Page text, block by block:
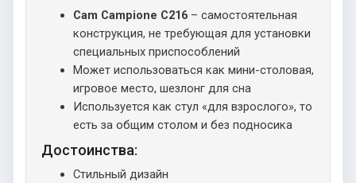
Cam Campione C216 – самостоятельная
конструкция, не требующая для установки
специальных приспособлений
Может использоваться как мини-столовая,
игровое место, шезлонг для сна
Используется как стул «для взрослого», то
есть за общим столом и без подносика
Достоинства:
Стильный дизайн